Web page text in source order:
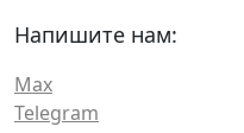
Напишите нам:
Max
Telegram